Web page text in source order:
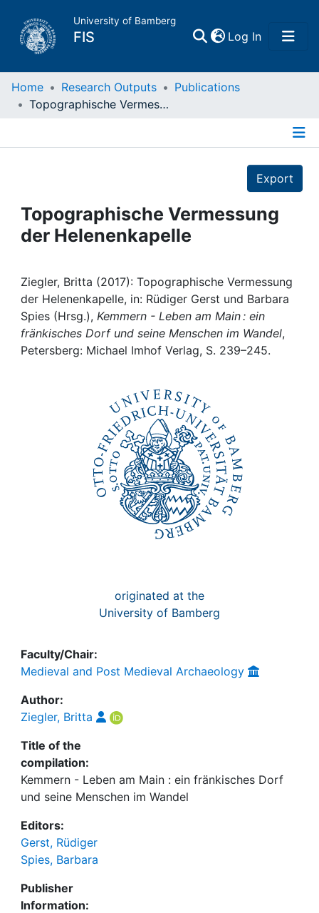
University of Bamberg
FIS Log In(current)
Home
People
Institutions
Awards
My FIS
Home Research Outputs
Publications
Topographische Vermessung der Helenenkapelle
Export
Topographische Vermessung
der Helenenkapelle
Ziegler, Britta (2017): Topographische Vermessung
der Helenenkapelle, in: Rüdiger Gerst und Barbara
Spies (Hrsg.), Kemmern - Leben am Main : ein
fränkisches Dorf und seine Menschen im Wandel,
Petersberg: Michael Imhof Verlag, S. 239–245.
originated at the
University of Bamberg
Faculty/Chair:
Medieval and Post Medieval Archaeology
Author:
Ziegler, Britta
Title of the
compilation:
Kemmern - Leben am Main : ein fränkisches Dorf
und seine Menschen im Wandel
Editors:
Gerst, Rüdiger
Spies, Barbara
Publisher
Information: